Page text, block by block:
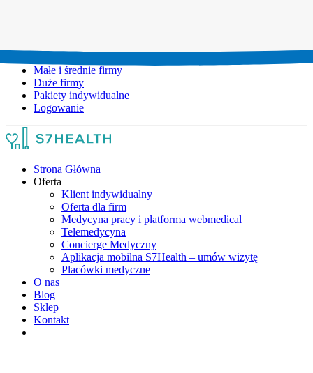
Małe i średnie firmy
Duże firmy
Pakiety indywidualne
Logowanie
Strona Główna
Oferta
Klient indywidualny
Oferta dla firm
Medycyna pracy i platforma webmedical
Telemedycyna
Concierge Medyczny
Aplikacja mobilna S7Health – umów wizytę
Placówki medyczne
O nas
Blog
Sklep
Kontakt